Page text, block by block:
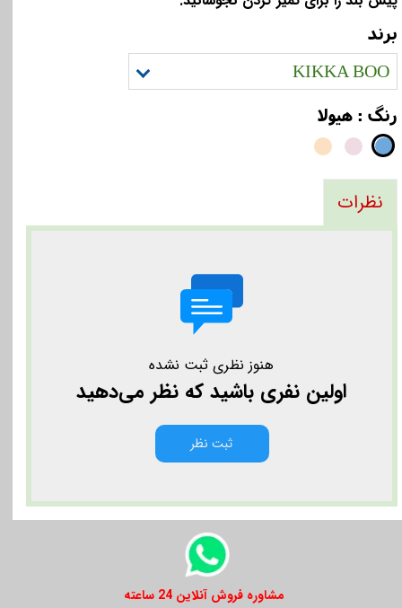
برند
KIKKA BOO
رنگ : هیولا
نظرات
هنوز نظری ثبت نشده
اولین نفری باشید که نظر می‌دهید
ثبت نظر
​​مشاوره فروش آنلاین 24 ساعته